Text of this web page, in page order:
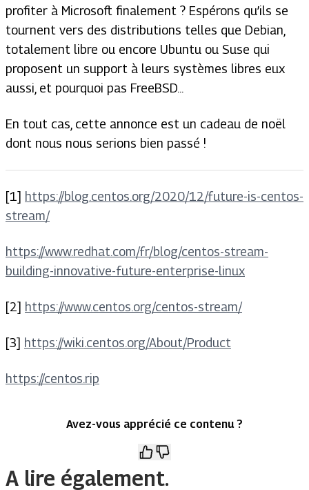
profiter à Microsoft finalement ? Espérons qu’ils se
tournent vers des distributions telles que Debian,
totalement libre ou encore Ubuntu ou Suse qui
proposent un support à leurs systèmes libres eux
aussi, et pourquoi pas FreeBSD...
En tout cas, cette annonce est un cadeau de noël
dont nous nous serions bien passé !
[1] https://blog.centos.org/2020/12/future-is-centos-
stream/
https://www.redhat.com/fr/blog/centos-stream-
building-innovative-future-enterprise-linux
[2] https://www.centos.org/centos-stream/
[3] https://wiki.centos.org/About/Product
https://centos.rip
Avez-vous apprécié ce contenu ?
A lire également.